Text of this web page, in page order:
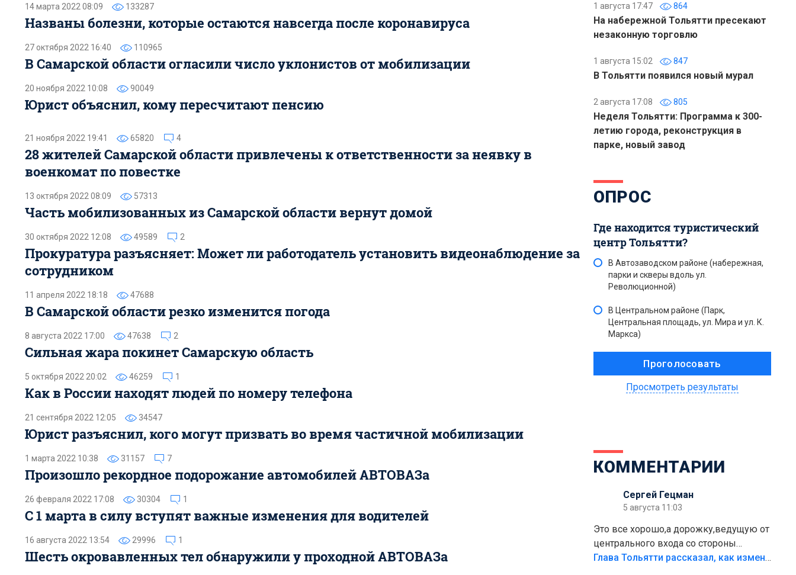
14 марта 2022 08:09 133287
Названы болезни, которые остаются навсегда после коронавируса
27 октября 2022 16:40 110965
В Самарской области огласили число уклонистов от мобилизации
20 ноября 2022 10:08 90049
Юрист объяснил, кому пересчитают пенсию
21 ноября 2022 19:41 65820 4
28 жителей Самарской области привлечены к ответственности за неявку в
военкомат по повестке
13 октября 2022 08:09 57313
Часть мобилизованных из Самарской области вернут домой
30 октября 2022 12:08 49589 2
Прокуратура разъясняет: Может ли работодатель установить видеонаблюдение за
сотрудником
11 апреля 2022 18:18 47688
В Самарской области резко изменится погода
8 августа 2022 17:00 47638 2
Сильная жара покинет Самарскую область
5 октября 2022 20:02 46259 1
Как в России находят людей по номеру телефона
21 сентября 2022 12:05 34547
Юрист разъяснил, кого могут призвать во время частичной мобилизации
1 марта 2022 10:38 31157 7
Произошло рекордное подорожание автомобилей АВТОВАЗа
26 февраля 2022 17:08 30304 1
С 1 марта в силу вступят важные изменения для водителей
16 августа 2022 13:54 29996 1
Шесть окровавленных тел обнаружили у проходной АВТОВАЗа
1 августа 17:47 864
На набережной Тольятти пресекают
незаконную торговлю
1 августа 15:02 847
В Тольятти появился новый мурал
2 августа 17:08 805
Неделя Тольятти: Программа к 300-
летию города, реконструкция в
парке, новый завод
ОПРОС
Где находится туристический
центр Тольятти?
В Автозаводском районе (набережная,
парки и скверы вдоль ул.
Революционной)
В Центральном районе (Парк,
Центральная площадь, ул. Мира и ул. К.
Маркса)
Просмотреть результаты
КОММЕНТАРИИ
Сергей Гецман
5 августа 11:03
Это все хорошо,а дорожку,ведущую от
центрального входа со стороны
кафе"Мираж" к аттракционам слабо
Глава Тольятти рассказал, как изменится парк Центрального района